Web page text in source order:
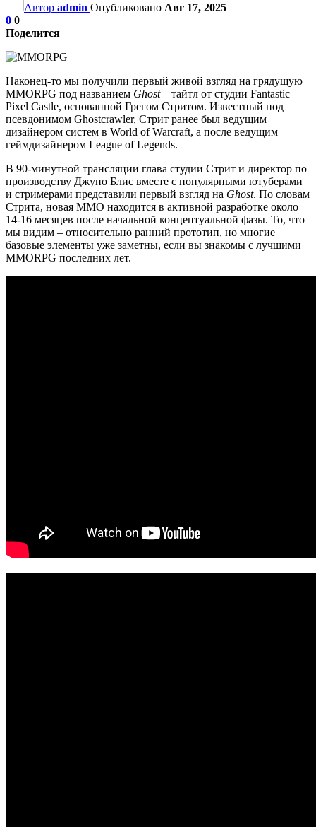
Автор admin Опубликовано Авг 17, 2025
0 0
Поделится
Наконец-то мы получили первый живой взгляд на грядущую
MMORPG под названием Ghost– тайтл от студии Fantastic
Pixel Castle, основанной Грегом Стритом. Известный под
псевдонимом Ghostcrawler, Стрит ранее был ведущим
дизайнером систем в World of Warcraft, а после ведущим
геймдизайнером League of Legends.
В 90-минутной трансляции глава студии Стрит и директор по
производству Джуно Блис вместе с популярными ютуберами
и стримерами представили первый взгляд на Ghost. По словам
Стрита, новая MMO находится в активной разработке около
14-16 месяцев после начальной концептуальной фазы. То, что
мы видим – относительно ранний прототип, но многие
базовые элементы уже заметны, если вы знакомы с лучшими
MMORPG последних лет.